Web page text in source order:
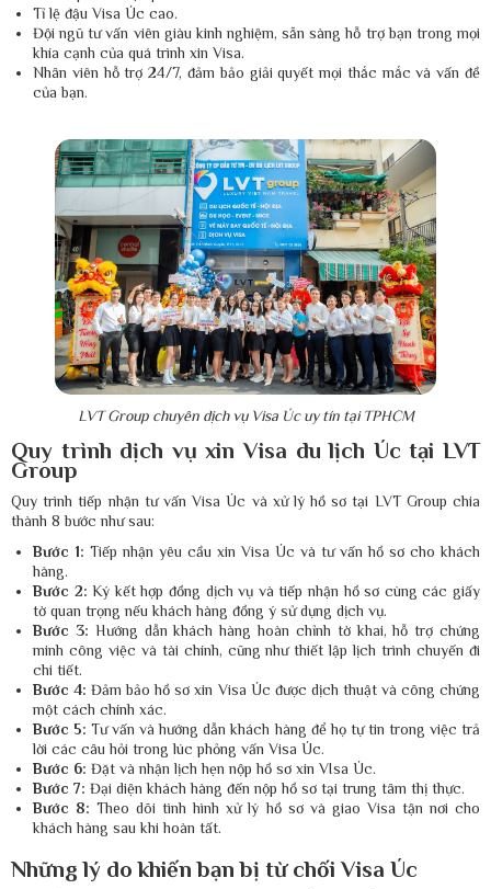
Tỉ lệ đậu Visa Úc cao.
Đội ngũ tư vấn viên giàu kinh nghiệm, sẵn sàng hỗ trợ bạn trong mọi
khía cạnh của quá trình xin Visa.
Nhân viên hỗ trợ 24/7, đảm bảo giải quyết mọi thắc mắc và vấn đề
của bạn.
LVT Group chuyên dịch vụ Visa Úc uy tín tại TPHCM
Quy trình dịch vụ xin Visa du lịch Úc tại LVT
Group
Quy trình tiếp nhận tư vấn Visa Úc và xử lý hồ sơ tại LVT Group chia
thành 8 bước như sau:
Bước 1: Tiếp nhận yêu cầu xin Visa Úc và tư vấn hồ sơ cho khách
hàng.
Bước 2: Ký kết hợp đồng dịch vụ và tiếp nhận hồ sơ cùng các giấy
tờ quan trọng nếu khách hàng đồng ý sử dụng dịch vụ.
Bước 3: Hướng dẫn khách hàng hoàn chỉnh tờ khai, hỗ trợ chứng
minh công việc và tài chính, cũng như thiết lập lịch trình chuyến đi
chi tiết.
Bước 4: Đảm bảo hồ sơ xin Visa Úc được dịch thuật và công chứng
một cách chính xác.
Bước 5: Tư vấn và hướng dẫn khách hàng để họ tự tin trong việc trả
lời các câu hỏi trong lúc phỏng vấn Visa Úc.
Bước 6: Đặt và nhận lịch hẹn nộp hồ sơ xin VIsa Úc.
Bước 7: Đại diện khách hàng đến nộp hồ sơ tại trung tâm thị thực.
Bước 8:Theo dõi tình hình xử lý hồ sơ và giao Visa tận nơi cho
khách hàng sau khi hoàn tất.
Những lý do khiến bạn bị từ chối Visa Úc